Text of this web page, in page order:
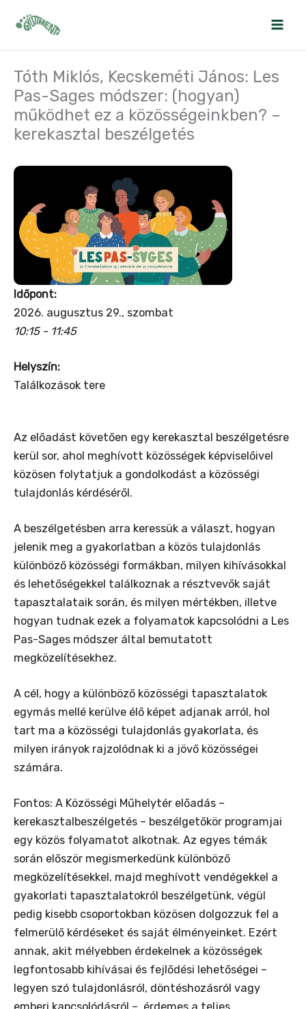
Tóth Miklós, Kecskeméti János: Les
Pas-Sages módszer: (hogyan)
működhet ez a közösségeinkben? –
kerekasztal beszélgetés
Időpont:
2026. augusztus 29., szombat
10:15 - 11:45
Helyszín:
Találkozások tere
Az előadást követően egy kerekasztal beszélgetésre
kerül sor, ahol meghívott közösségek képviselőivel
közösen folytatjuk a gondolkodást a közösségi
tulajdonlás kérdéséről.
A beszélgetésben arra keressük a választ, hogyan
jelenik meg a gyakorlatban a közös tulajdonlás
különböző közösségi formákban, milyen kihívásokkal
és lehetőségekkel találkoznak a résztvevők saját
tapasztalataik során, és milyen mértékben, illetve
hogyan tudnak ezek a folyamatok kapcsolódni a Les
Pas-Sages módszer által bemutatott
megközelítésekhez.
A cél, hogy a különböző közösségi tapasztalatok
egymás mellé kerülve élő képet adjanak arról, hol
tart ma a közösségi tulajdonlás gyakorlata, és
milyen irányok rajzolódnak ki a jövő közösségei
számára.
Fontos: A Közösségi Műhelytér előadás –
kerekasztalbeszélgetés – beszélgetőkör programjai
egy közös folyamatot alkotnak. Az egyes témák
során először megismerkedünk különböző
megközelítésekkel, majd meghívott vendégekkel a
gyakorlati tapasztalatokról beszélgetünk, végül
pedig kisebb csoportokban közösen dolgozzuk fel a
felmerülő kérdéseket és saját élményeinket. Ezért
annak, akit mélyebben érdekelnek a közösségek
legfontosabb kihívásai és fejlődési lehetőségei –
legyen szó tulajdonlásról, döntéshozásról vagy